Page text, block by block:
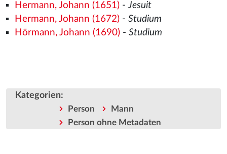
Hermann, Johann (1651)-Jesuit
Hermann, Johann (1672)- Studium
Hörmann, Johann (1690)- Studium
Kategorien:
Person
Mann
Person ohne Metadaten